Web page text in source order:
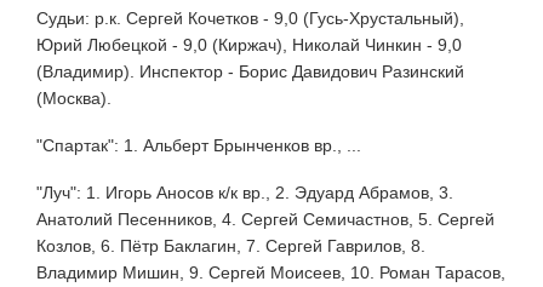
Судьи: р.к. Сергей Кочетков - 9,0 (Гусь-Хрустальный),
Юрий Любецкой - 9,0 (Киржач), Николай Чинкин - 9,0
(Владимир). Инспектор - Борис Давидович Разинский
(Москва).
"Спартак": 1. Альберт Брынченков вр., ...
"Луч": 1. Игорь Аносов к/к вр., 2. Эдуард Абрамов, 3.
Анатолий Песенников, 4. Сергей Семичастнов, 5. Сергей
Козлов, 6. Пётр Баклагин, 7. Сергей Гаврилов, 8.
Владимир Мишин, 9. Сергей Моисеев, 10. Роман Тарасов,